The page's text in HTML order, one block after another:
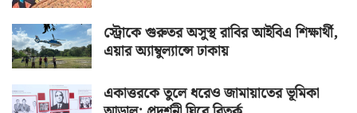
স্ট্রোকে গুরুতর অসুস্থ রাবির আইবিএ শিক্ষার্থী,
এয়ার অ্যাম্বুল্যান্সে ঢাকায়
একাত্তরকে তুলে ধরেও জামায়াতের ভূমিকা